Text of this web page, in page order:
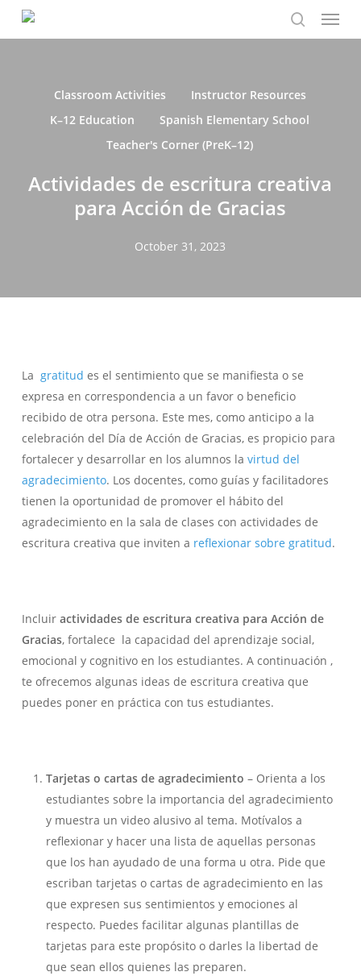
search
Menu
Classroom Activities
Instructor Resources
K–12 Education
Spanish Elementary School
Teacher's Corner (PreK–12)
Actividades de escritura creativa
para Acción de Gracias
October 31, 2023
La gratitud es el sentimiento que se manifiesta o se
expresa en correspondencia a un favor o beneficio
recibido de otra persona. Este mes, como anticipo a la
celebración del Día de Acción de Gracias, es propicio para
fortalecer y desarrollar en los alumnos la virtud del
agradecimiento. Los docentes, como guías y facilitadores
tienen la oportunidad de promover el hábito del
agradecimiento en la sala de clases con actividades de
escritura creativa que inviten a reflexionar sobre gratitud.
Incluir actividades de escritura creativa para Acción de
Gracias, fortalece la capacidad del aprendizaje social,
emocional y cognitivo en los estudiantes. A continuación ,
te ofrecemos algunas ideas de escritura creativa que
puedes poner en práctica con tus estudiantes.
Tarjetas o cartas de agradecimiento – Orienta a los
estudiantes sobre la importancia del agradecimiento
y muestra un video alusivo al tema. Motívalos a
reflexionar y hacer una lista de aquellas personas
que los han ayudado de una forma u otra. Pide que
escriban tarjetas o cartas de agradecimiento en las
que expresen sus sentimientos y emociones al
respecto. Puedes facilitar algunas plantillas de
tarjetas para este propósito o darles la libertad de
que sean ellos quienes las preparen.